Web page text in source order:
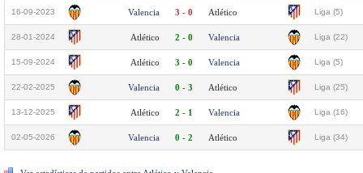
16-09-2023 Valencia 3 - 0 Atlético Liga (5)
28-01-2024 Atlético 2 - 0 Valencia Liga (22)
15-09-2024 Atlético 3 - 0 Valencia Liga (5)
22-02-2025 Valencia 0 - 3 Atlético Liga (25)
13-12-2025 Atlético 2 - 1 Valencia Liga (16)
02-05-2026 Valencia 0 - 2 Atlético Liga (34)